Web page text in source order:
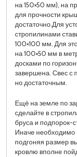
на 150×50 мм), на
для прочности
достаточно.Для
стропилинами
100×100 мм. Для
на 100×50 мм в
досками по
завершена. Свес с
но достаточным.
Ещё на земле по
сделайте в
бруса и подпорок-
Иначе необходимо
подгоняя размер
кровлю вполне